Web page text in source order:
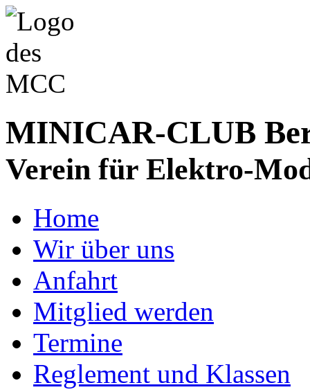
MINICAR-CLUB
Verein für Elektro-
Home
Wir über uns
Anfahrt
Mitglied werden
Termine
Reglement und Klassen